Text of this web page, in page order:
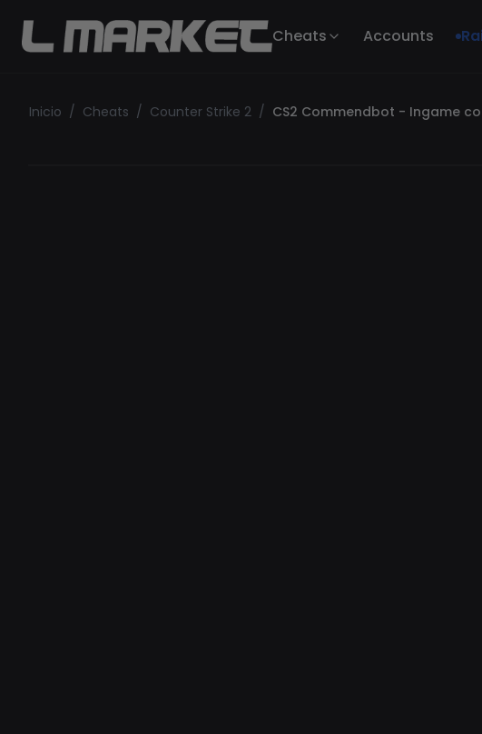
Cheats Accounts
Inicio / Cheats / Counter Strike 2 / CS2 Commendbot - Ingame